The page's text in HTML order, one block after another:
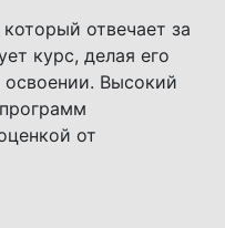
отвечает за
курс, делая его
Высокий
от